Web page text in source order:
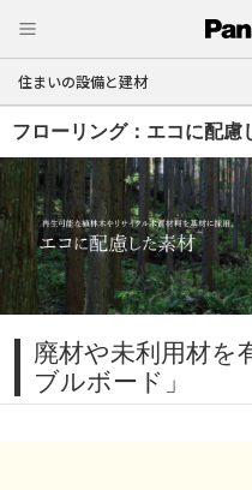
住まいの設備と建材
フローリング：エコに配慮
廃材や未利用材を
ブルボード」